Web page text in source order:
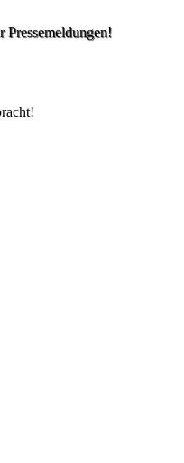
Pressemeldungen!